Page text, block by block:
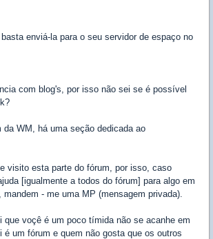
enviá-la para o seu servidor de espaço no
com blog's, por isso não sei se é possível
WM, há uma seção dedicada ao
visito esta parte do fórum, por isso, caso
[igualmente a todos do fórum] para algo em
mandem - me uma MP (mensagem privada).
que voçê é um poco tímida não se acanhe em
é um fórum e quem não gosta que os outros